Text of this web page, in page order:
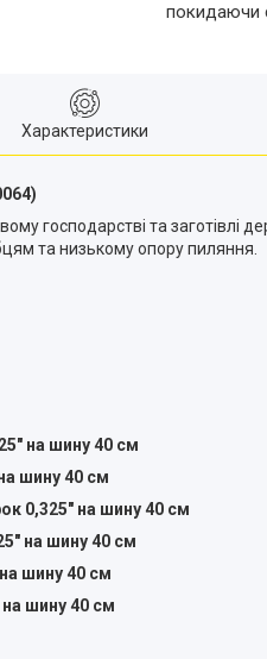
покидаючи
Характеристики
господарстві та заготівлі
та низькому опору пиляння.
на шину 40 см
шину 40 см
0,325″ на шину 40 см
на шину 40 см
шину 40 см
шину 40 см